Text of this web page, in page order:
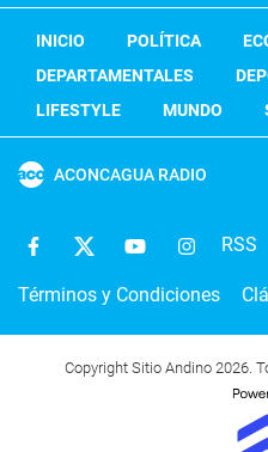
INICIO POLÍTICA
DEPARTAMENTALES
LIFESTYLE
MUNDO
ACONCAGUA RADIO
RSS
Términos y Condiciones
Copyright Sitio Andino 2026.